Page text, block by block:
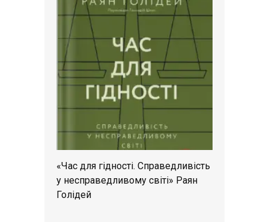
«Час для гідності. Справедливість
у несправедливому світі» Раян
Голідей